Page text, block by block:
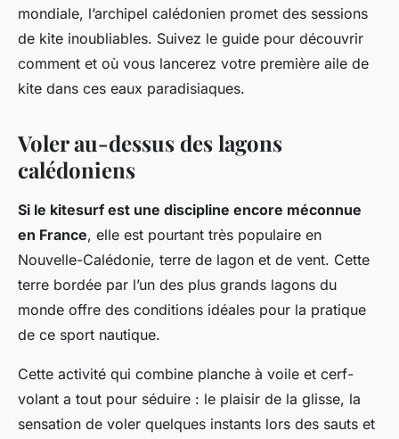
mondiale, l’archipel calédonien promet des sessions
de kite inoubliables. Suivez le guide pour découvrir
comment et où vous lancerez votre première aile de
kite dans ces eaux paradisiaques.
Voler au-dessus des lagons
calédoniens
Si le kitesurf est une discipline encore méconnue
en France, elle est pourtant très populaire en
Nouvelle-Calédonie, terre de lagon et de vent. Cette
terre bordée par l’un des plus grands lagons du
monde offre des conditions idéales pour la pratique
de ce sport nautique.
Cette activité qui combine planche à voile et cerf-
volant a tout pour séduire : le plaisir de la glisse, la
sensation de voler quelques instants lors des sauts et